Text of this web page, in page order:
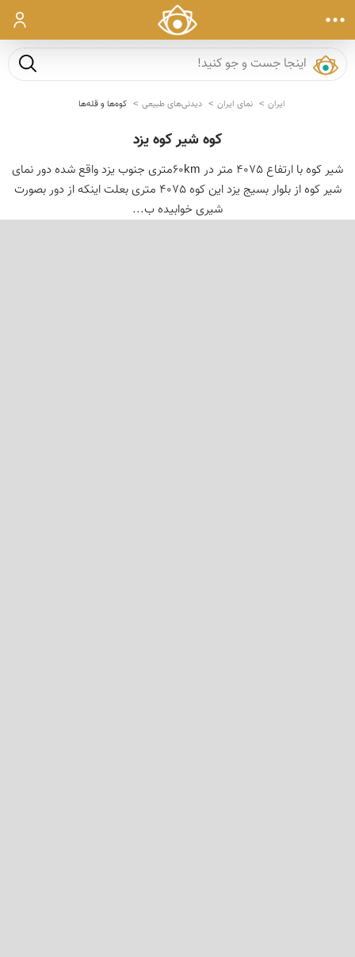
ورود
جست و
ایران نمای ایران دیدنی‌های طبیعی کوه‌ها و قله‌ها
کوه شیر کوه یزد
شیر کوه با ارتفاع 4075 متر در 60kmمتری جنوب یزد واقع شده دور نمای
شیر کوه از بلوار بسیج یزد این کوه 4075 متری بعلت اینکه از دور بصورت
شیری خوابیده ب...